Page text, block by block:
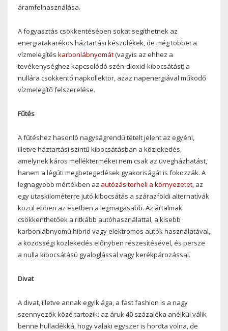
áramfelhasználása.
A fogyasztás csökkentésében sokat segíthetnek az
energiatakarékos háztartási készülékek, de még többet a
vízmelegítés karbonlábnyomát(vagyis az ehhez a
tevékenységhez kapcsolódó szén-dioxid-kibocsátást) a
nullára csökkentő napkollektor, azaz napenergiával működő
vízmelegítő felszerelése.
Fűtés
A fűtéshez hasonló nagyságrendű tételt jelent az egyéni,
illetve háztartási szintű kibocsátásban a közlekedés,
amelynek káros melléktermékei nem csak az üvegházhatást,
hanem a légúti megbetegedések gyakoriságát is fokozzák. A
legnagyobb mértékben az autózás terheli a környezetet, az
egy utaskilométerre jutó kibocsátás a szárazföldi alternatívák
közül ebben az esetben a legmagasabb. Az ártalmak
csökkenthetőek a ritkább autóhasználattal, a kisebb
karbonlábnyomú hibrid vagy elektromos autók használatával,
a közösségi közlekedés előnyben részesítésével, és persze
a nulla kibocsátású gyaloglással vagy kerékpározással.
Divat
A divat, illetve annak egyik ága, a fast fashion is a nagy
szennyezők közé tartozik: az áruk 40 százaléka anélkül válik
benne hulladékká, hogy valaki egyszer is hordta volna, de